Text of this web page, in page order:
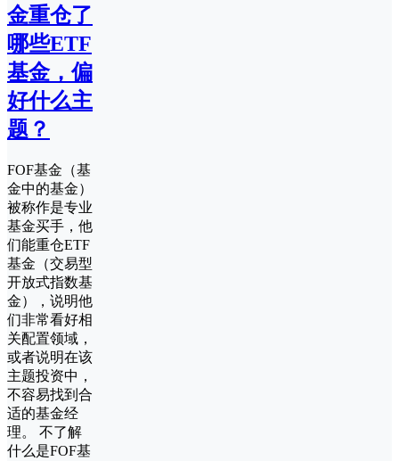
金重仓了
哪些ETF
基金，偏
好什么主
题？
FOF基金（基
金中的基金）
被称作是专业
基金买手，他
们能重仓ETF
基金（交易型
开放式指数基
金），说明他
们非常看好相
关配置领域，
或者说明在该
主题投资中，
不容易找到合
适的基金经
理。 不了解
什么是FOF基